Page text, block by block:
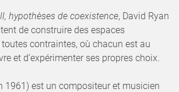
hypothèses de coexistence, David Ryan
de construire des espaces
contraintes, où chacun est au
et d’expérimenter ses propres choix.
1961) est un compositeur et musicien